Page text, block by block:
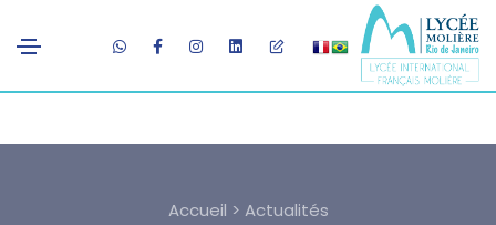
Accueil > Actualités